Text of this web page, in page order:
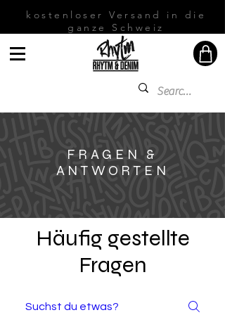
kostenloser Versand in die
ganze Schweiz
FRAGEN &
ANTWORTEN
Häufig gestellte
Fragen